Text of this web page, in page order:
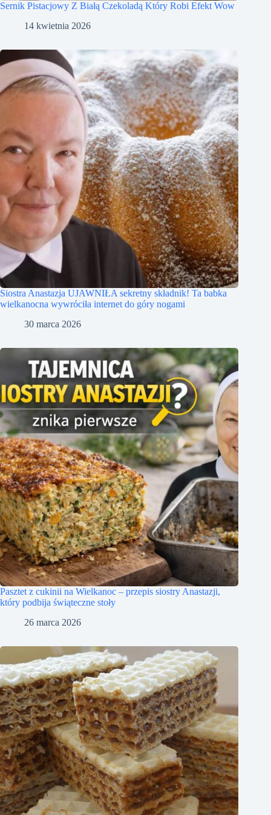
Sernik Pistacjowy Z Białą Czekoladą Który Robi Efekt Wow
14 kwietnia 2026
Siostra Anastazja UJAWNIŁA sekretny składnik! Ta babka
wielkanocna wywróciła internet do góry nogami
30 marca 2026
Pasztet z cukinii na Wielkanoc – przepis siostry Anastazji,
który podbija świąteczne stoły
26 marca 2026